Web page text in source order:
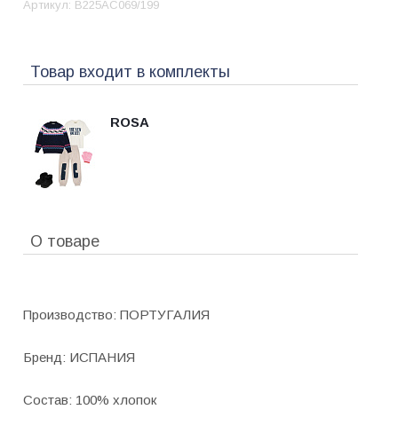
Артикул: B225AC069/199
Товар входит в комплекты
ROSA
О товаре
Производство: ПОРТУГАЛИЯ
Бренд: ИСПАНИЯ
Состав: 100% хлопок